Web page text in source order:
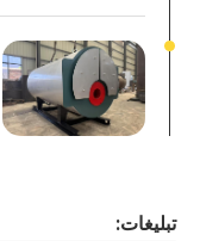
تبلیغات: